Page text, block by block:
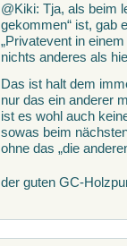
@Kiki: Tja, als beim
gekommen“ ist, gab
„Privatevent in
nichts anderes als
Das ist halt dem
nur das ein anderer
ist es wohl auch
sowas beim
ohne das „die
der guten GC-